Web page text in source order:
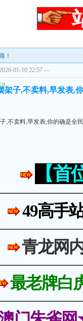
！
01-10 22:57 ---
u
架子,不卖料,早发表,
,不卖料,早发表,你的确是全
【
49高手
青龙网
最老牌白